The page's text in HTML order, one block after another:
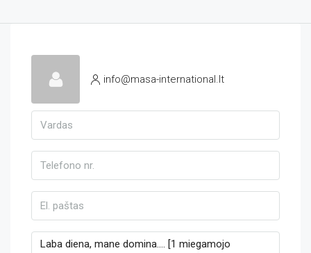
info@masa-international.lt